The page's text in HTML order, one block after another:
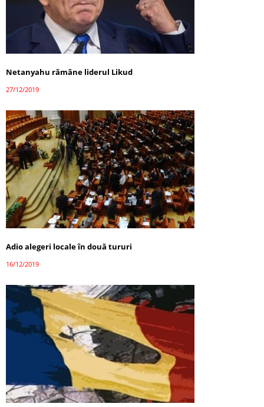
Netanyahu rămâne liderul Likud
27/12/2019
Adio alegeri locale în două tururi
16/12/2019